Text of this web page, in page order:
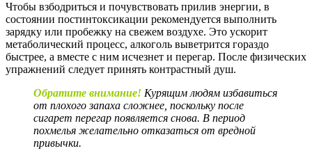
Чтобы взбодриться и почувствовать прилив энергии, в
состоянии постинтоксикации рекомендуется выполнить
зарядку или пробежку на свежем воздухе. Это ускорит
метаболический процесс, алкоголь выветрится гораздо
быстрее, а вместе с ним исчезнет и перегар. После физических
упражнений следует принять контрастный душ.
Обратите внимание! Курящим людям избавиться
от плохого запаха сложнее, поскольку после
сигарет перегар появляется снова. В период
похмелья желательно отказаться от вредной
привычки.